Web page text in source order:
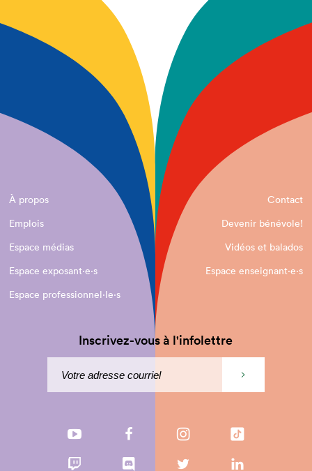
À propos
Contact
Emplois
Devenir bénévole!
Espace médias
Vidéos et balados
Espace exposant·e⋅s
Espace enseignant·e⋅s
Espace professionnel·le⋅s
Inscrivez-vous à l'infolettre